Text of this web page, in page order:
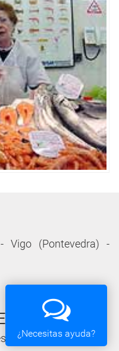
(Pontevedra) -
e Impresos
¿Necesitas ayuda?